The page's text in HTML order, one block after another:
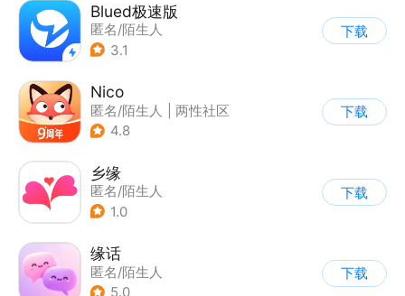
Blued极速版
匿名/陌生人
3.1
下载
Nico
匿名/陌生人
两性社区
4.8
下载
乡缘
匿名/陌生人
1.0
下载
缘话
匿名/陌生人
5.0
下载